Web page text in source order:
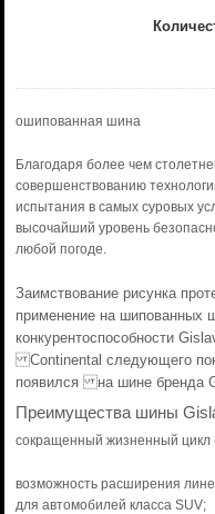
ошипованная шина
Благодаря более чем
совершенствованию
испытания в самых суровых
высочайший уровень
любой погоде.
Заимствование рисунка
применение на шипованных
конкурентоспособности
Continental следующего
появился на шине бренда
Преимущества шины
сокращенный жизненный цикл
возможность расширения
для автомобилей класса SUV;